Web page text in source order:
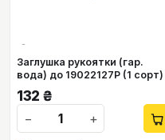
-
Заглушка рукоятки (гар.
вода) до 19022127P (1 сорт)
132 ₴
−
+